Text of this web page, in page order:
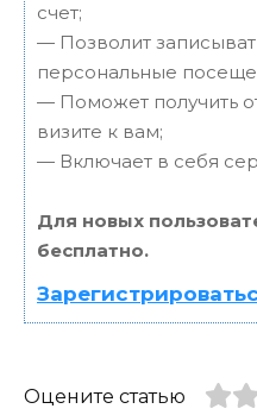
счет;
— Позволит
персональные
— Поможет получить
визите к вам;
— Включает в себя
Для новых
бесплатно.
Оцените статью